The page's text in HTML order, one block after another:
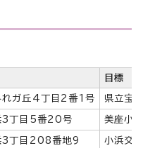
目標
れガ丘4丁目2番1号 県立宝
3丁目5番20号 美座小
3丁目208番地9 小浜交